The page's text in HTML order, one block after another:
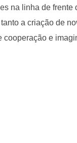
na linha de frente
a criação de
cooperação e